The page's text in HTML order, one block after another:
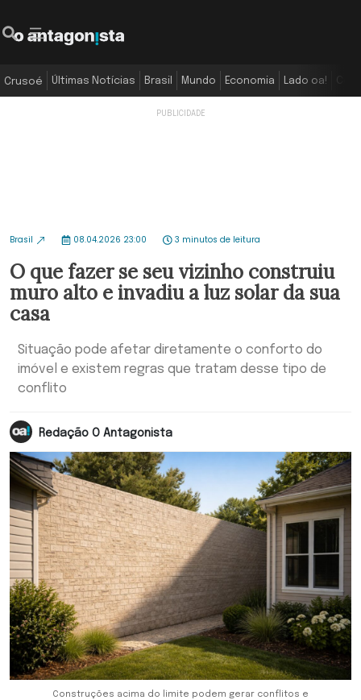
Crusoé Últimas Notícias Brasil Mundo Economia Lado oa!
Brasil 08.04.2026 23:00 3 minutos de leitura
O que fazer se seu vizinho construiu
muro alto e invadiu a luz solar da sua
casa
Situação pode afetar diretamente o conforto do
imóvel e existem regras que tratam desse tipo de
conflito
Redação O Antagonista
Construções acima do limite podem gerar conflitos e